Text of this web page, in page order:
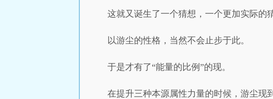
这就又诞生了一个猜想，一个更加实际的
以游尘的性格，当然不会止步于此。
于是才有了“能量的比例”的现。
在提升三种本源属性力量的时候，游尘现